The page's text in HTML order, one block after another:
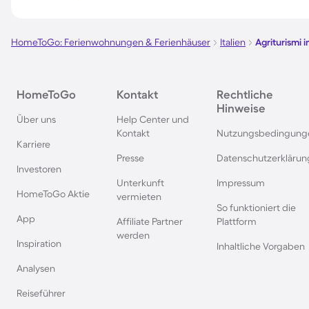
Agriturismi auf Sizilien Agriturismi in Istrien
Agriturismi in den Dolomiten Agriturismi in Bozen
Agriturismi in Ligurien Agriturismi in
Agriturismi in Bardolino
Agriturismi in Lazise
Agriturismi in Florenz
HomeToGo: Ferienwohnungen & Ferienhäuser Italien Agriturismi
HomeToGo
Über uns
Karriere
Investoren
HomeToGo Aktie
App
Inspiration
Analysen
Reiseführer
Kontakt
Help Center und
Kontakt
Presse
Unterkunft
vermieten
Affiliate Partner
werden
Rechtliche
Hinweise
Impressum
So funktioniert die
Plattform
Inhaltliche Vorgaben